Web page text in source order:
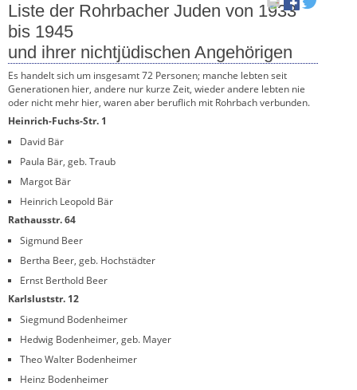
Liste der Rohrbacher Juden von 1933
bis 1945
und ihrer nichtjüdischen Angehörigen
Es handelt sich um insgesamt 72 Personen; manche lebten seit
Generationen hier, andere nur kurze Zeit, wieder andere lebten nie
oder nicht mehr hier, waren aber beruflich mit Rohrbach verbunden.
Heinrich-Fuchs-Str. 1
David Bär
Paula Bär, geb. Traub
Margot Bär
Heinrich Leopold Bär
Rathausstr. 64
Sigmund Beer
Bertha Beer, geb. Hochstädter
Ernst Berthold Beer
Karlsluststr. 12
Siegmund Bodenheimer
Hedwig Bodenheimer, geb. Mayer
Theo Walter Bodenheimer
Heinz Bodenheimer